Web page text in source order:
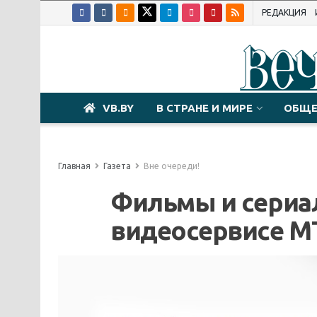
РЕДАКЦИЯ
VB.BY В СТРАНЕ И МИРЕ
Главная Газета Вне очереди!
Фильмы и
видеосервисе